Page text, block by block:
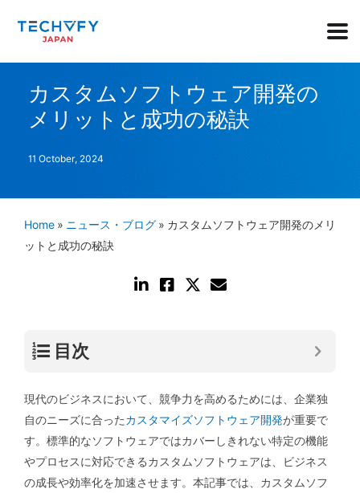
カスタムソフトウェア開発の
メリットと成功の秘訣
11 October, 2024
Home » ニュース・ブログ » カスタムソフトウェア開発のメリ
ットと成功の秘訣
目次
現代のビジネスにおいて、競争力を高めるためには、企業独
自のニーズに合ったカスタマイズソフトウェア開発が重要で
す。標準的なソフトウェアではカバーしきれない特定の機能
やプロセスに対応できるカスタムソフトウェアは、ビジネス
の成長や効率化を加速させます。本記事では、カスタムソフ